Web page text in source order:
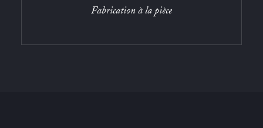
Fabrication à la pièce